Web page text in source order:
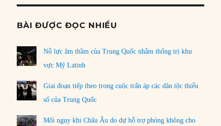
BÀI ĐƯỢC ĐỌC NHIỀU
Nỗ lực âm thầm của Trung Quốc nhằm thống trị khu
vực Mỹ Latinh
Giai đoạn tiếp theo trong cuộc trấn áp các dân tộc thiểu
số của Trung Quốc
Mối nguy khi Châu Âu do dự hỗ trợ phòng không cho